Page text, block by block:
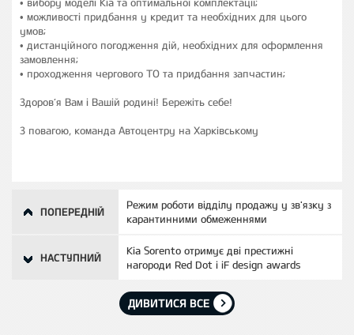
• вибору моделі Kia та оптимальної комплектації;
• можливості придбання у кредит та необхідних для цього
умов;
• дистанційного погодження дій, необхідних для оформлення
замовлення;
• проходження чергового ТО та придбання запчастин;
Здоров’я Вам і Вашій родині! Бережіть себе!
З повагою, команда Автоцентру на Харківському
ПОПЕРЕДНІЙ
Режим роботи відділу продажу у зв'язку з
карантинними обмеженнями
НАСТУПНИЙ
Kia Sorento отримує дві престижні
нагороди Red Dot і iF design awards
ДИВИТИСЯ ВСЕ